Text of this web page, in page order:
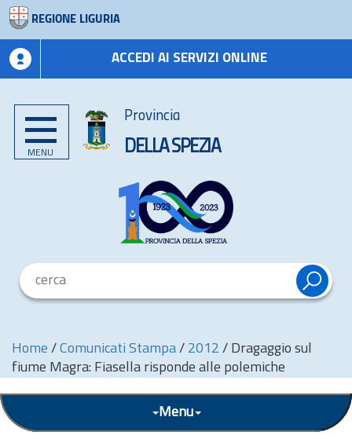
REGIONE LIGURIA
ACCEDI AI SERVIZI ONLINE
MENU
Provincia
DELLA SPEZIA
Home / Comunicati Stampa / 2012 / Dragaggio sul
fiume Magra: Fiasella risponde alle polemiche
Menu